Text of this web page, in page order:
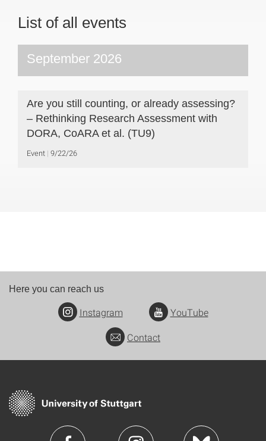
List of all events
September 2026
Are you still counting, or already assessing?
– Rethinking Research Assessment with
DORA, CoARA et al. (TU9)
Event 9/22/26
Here you can reach us
Instagram
YouTube
Contact